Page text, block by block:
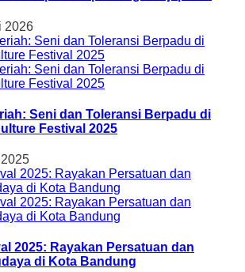
2026
Seni dan Toleransi Berpadu di
Festival 2025
2025: Rayakan Persatuan dan
di Kota Bandung